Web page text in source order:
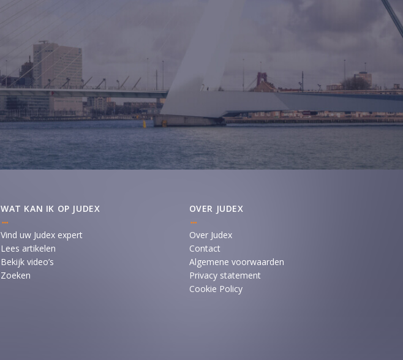
WAT KAN IK OP JUDEX
Vind uw Judex expert
Lees artikelen
Bekijk video’s
Zoeken
OVER JUDEX
Over Judex
Contact
Algemene voorwaarden
Privacy statement
Cookie Policy